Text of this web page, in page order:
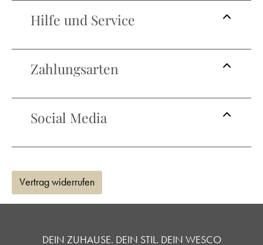
Hilfe und Service
Zahlungsarten
Social Media
Vertrag widerrufen
DEIN ZUHAUSE. DEIN STIL. DEIN WESCO